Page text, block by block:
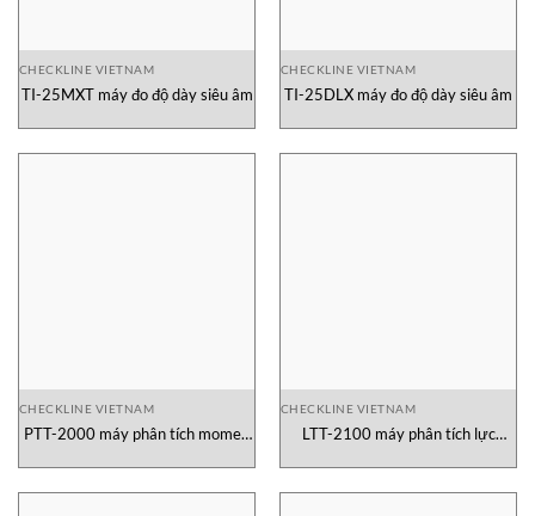
CHECKLINE VIETNAM
TI-25MXT máy đo độ dày siêu âm
CHECKLINE VIETNAM
TI-25DLX máy đo độ dày siêu âm
CHECKLINE VIETNAM
PTT-2000 máy phân tích momen
CHECKLINE VIETNAM
LTT-2100 máy phân tích lực